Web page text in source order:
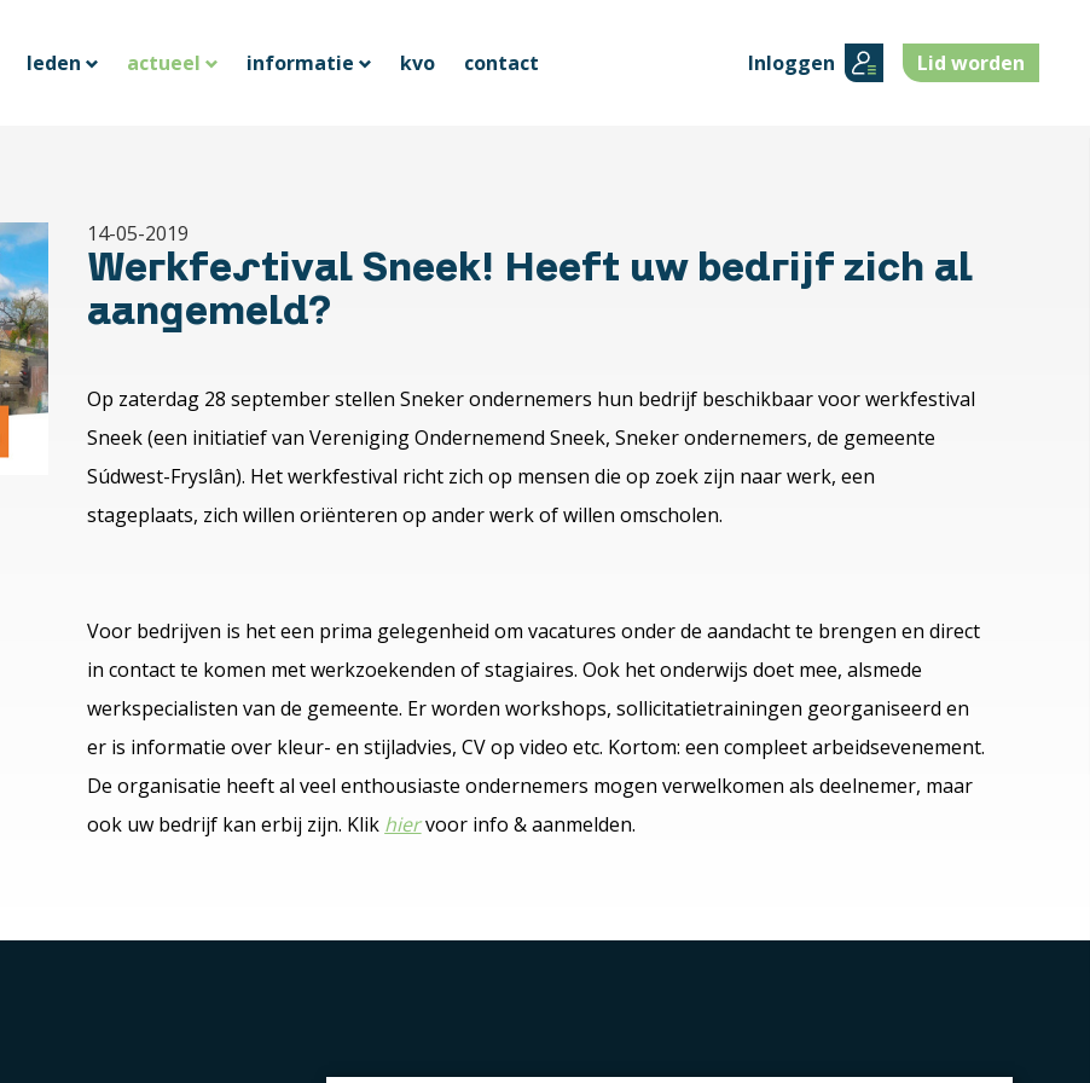
leden actueel informatie kvo contact Inloggen Lid worden
14-05-2019
Werkfestival Sneek! Heeft uw bedrijf zich al
aangemeld?
Op zaterdag 28 september stellen Sneker ondernemers hun bedrijf beschikbaar voor werkfestival
Sneek (een initiatief van Vereniging Ondernemend Sneek, Sneker ondernemers, de gemeente
Súdwest-Fryslân). Het werkfestival richt zich op mensen die op zoek zijn naar werk, een
stageplaats, zich willen oriënteren op ander werk of willen omscholen.
Voor bedrijven is het een prima gelegenheid om vacatures onder de aandacht te brengen en direct
in contact te komen met werkzoekenden of stagiaires. Ook het onderwijs doet mee, alsmede
werkspecialisten van de gemeente. Er worden workshops, sollicitatietrainingen georganiseerd en
er is informatie over kleur- en stijladvies, CV op video etc. Kortom: een compleet arbeidsevenement.
De organisatie heeft al veel enthousiaste ondernemers mogen verwelkomen als deelnemer, maar
ook uw bedrijf kan erbij zijn. Klik hiervoor info & aanmelden.